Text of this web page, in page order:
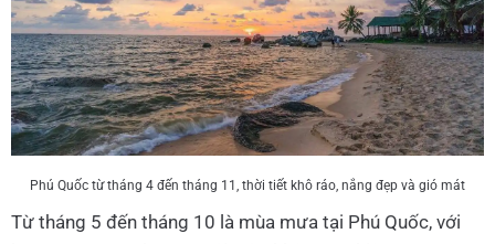
Phú Quốc từ tháng 4 đến tháng 11, thời tiết khô ráo, nắng đẹp và gió mát
Từ tháng 5 đến tháng 10 là mùa mưa tại Phú Quốc, với